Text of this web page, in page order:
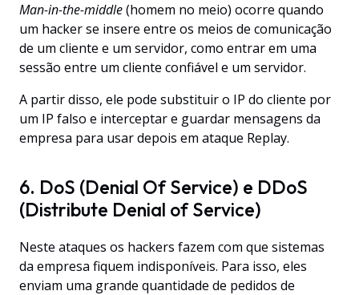
Man-in-the-middle(homem no meio) ocorre quando
um hacker se insere entre os meios de comunicação
de um cliente e um servidor, como entrar em uma
sessão entre um cliente confiável e um servidor.
A partir disso, ele pode substituir o IP do cliente por
um IP falso e interceptar e guardar mensagens da
empresa para usar depois em ataque Replay.
6. DoS (Denial Of Service) e DDoS
(Distribute Denial of Service)
Neste ataques os hackers fazem com que sistemas
da empresa fiquem indisponíveis. Para isso, eles
enviam uma grande quantidade de pedidos de